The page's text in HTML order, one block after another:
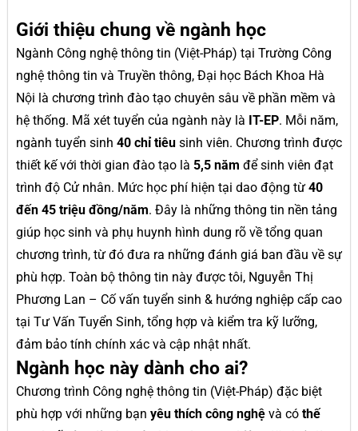
Giới thiệu chung về ngành học
Ngành Công nghệ thông tin (Việt-Pháp) tại Trường Công
nghệ thông tin và Truyền thông, Đại học Bách Khoa Hà
Nội là chương trình đào tạo chuyên sâu về phần mềm và
hệ thống. Mã xét tuyển của ngành này là IT-EP. Mỗi năm,
ngành tuyển sinh 40 chỉ tiêu sinh viên. Chương trình được
thiết kế với thời gian đào tạo là 5,5 năm để sinh viên đạt
trình độ Cử nhân. Mức học phí hiện tại dao động từ 40
đến 45 triệu đồng/năm. Đây là những thông tin nền tảng
giúp học sinh và phụ huynh hình dung rõ về tổng quan
chương trình, từ đó đưa ra những đánh giá ban đầu về sự
phù hợp. Toàn bộ thông tin này được tôi, Nguyễn Thị
Phương Lan – Cố vấn tuyển sinh & hướng nghiệp cấp cao
tại Tư Vấn Tuyển Sinh, tổng hợp và kiểm tra kỹ lưỡng,
đảm bảo tính chính xác và cập nhật nhất.
Ngành học này dành cho ai?
Chương trình Công nghệ thông tin (Việt-Pháp) đặc biệt
phù hợp với những bạn yêu thích công nghệ và có thế